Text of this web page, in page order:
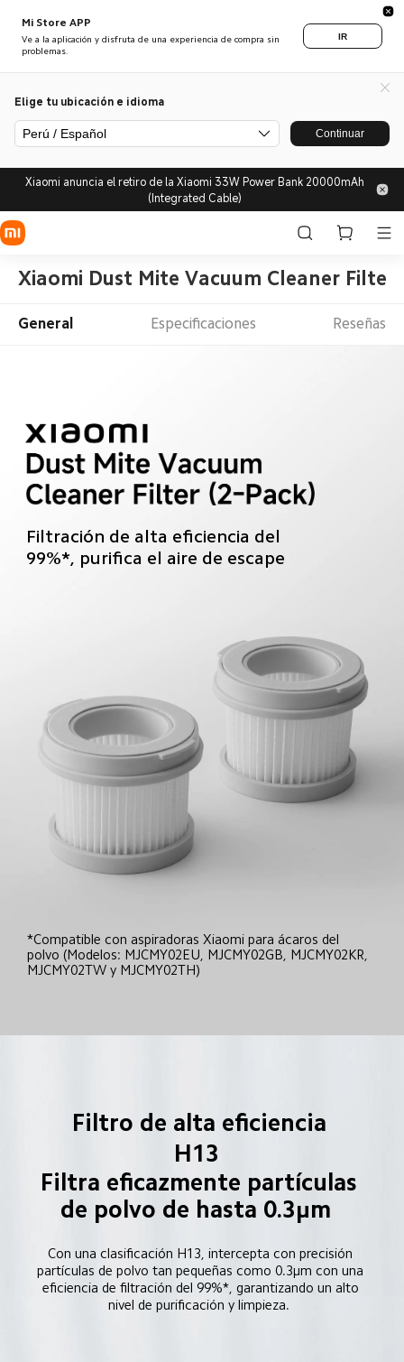
Mi Store APP
Ve a la aplicación y disfruta de una experiencia de compra sin
problemas.
IR
Elige tu ubicación e idioma
Perú / Español Continuar
Xiaomi anuncia el retiro de la Xiaomi 33W Power Bank 20000mAh
(Integrated Cable)
Xiaomi Dust Mite Vacuum Cleaner Filter
General Especificaciones Reseñas
Filtración de alta eficiencia del
99%*, purifica el aire de escape
*Compatible con aspiradoras Xiaomi para ácaros del
polvo (Modelos: MJCMY02EU, MJCMY02GB, MJCMY02KR,
MJCMY02TW y MJCMY02TH)
Filtro de alta eficiencia
H13
Filtra eficazmente partículas
de polvo de hasta 0.3μm
Con una clasificación H13, intercepta con precisión
partículas de polvo tan pequeñas como 0.3μm con una
eficiencia de filtración del 99%*, garantizando un alto
nivel de purificación y limpieza.